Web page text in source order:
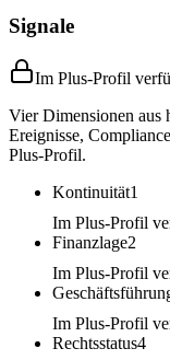
Signale
Im Plus-Profil
Vier Dimensionen
Ereignisse,
Plus-Profil.
Kontinuität1
Im Plus-Profil
Finanzlage2
Im Plus-Profil
Im Plus-Profil
Rechtsstatus4